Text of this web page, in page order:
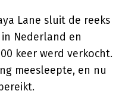
Lane sluit de reeks
Nederland en
keer werd verkocht.
meesleepte, en nu